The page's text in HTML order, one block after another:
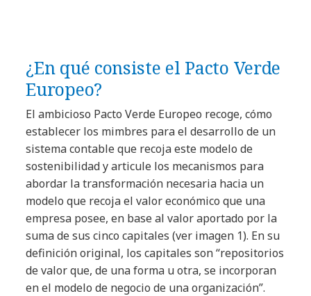
¿En qué consiste el Pacto Verde
Europeo?
El ambicioso Pacto Verde Europeo recoge, cómo
establecer los mimbres para el desarrollo de un
sistema contable que recoja este modelo de
sostenibilidad y articule los mecanismos para
abordar la transformación necesaria hacia un
modelo que recoja el valor económico que una
empresa posee, en base al valor aportado por la
suma de sus cinco capitales (ver imagen 1). En su
definición original, los capitales son “repositorios
de valor que, de una forma u otra, se incorporan
en el modelo de negocio de una organización”.